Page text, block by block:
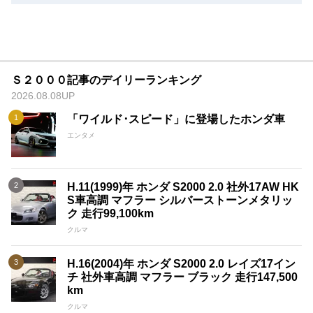
Ｓ２０００記事のデイリーランキング
2026.08.08UP
「ワイルド･スピード」に登場したホンダ車
エンタメ
H.11(1999)年 ホンダ S2000 2.0 社外17AW HK
S車高調 マフラー シルバーストーンメタリッ
ク 走行99,100km
クルマ
H.16(2004)年 ホンダ S2000 2.0 レイズ17イン
チ 社外車高調 マフラー ブラック 走行147,500
km
クルマ